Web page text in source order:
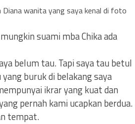
Diana wanita yang saya kenal di foto
suami mba Chika ada
belum tau. Tapi saya tau betul
buruk di belakang saya
ikrar yang kuat dan
pernah kami ucapkan berdua.
tempat.